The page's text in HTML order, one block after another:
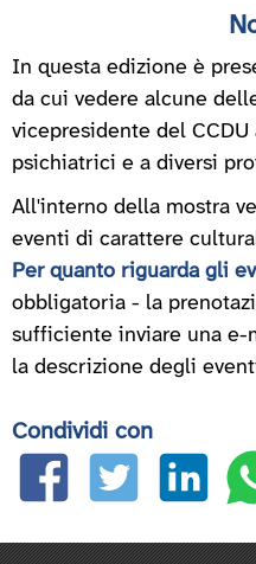
In questa edizione è
da cui vedere alcune
vicepresidente del
psichiatrici e a diversi
All'interno della mostra
eventi di carattere
Per quanto riguarda gli
obbligatoria - la
sufficiente inviare una e-
la descrizione degli
Condividi con